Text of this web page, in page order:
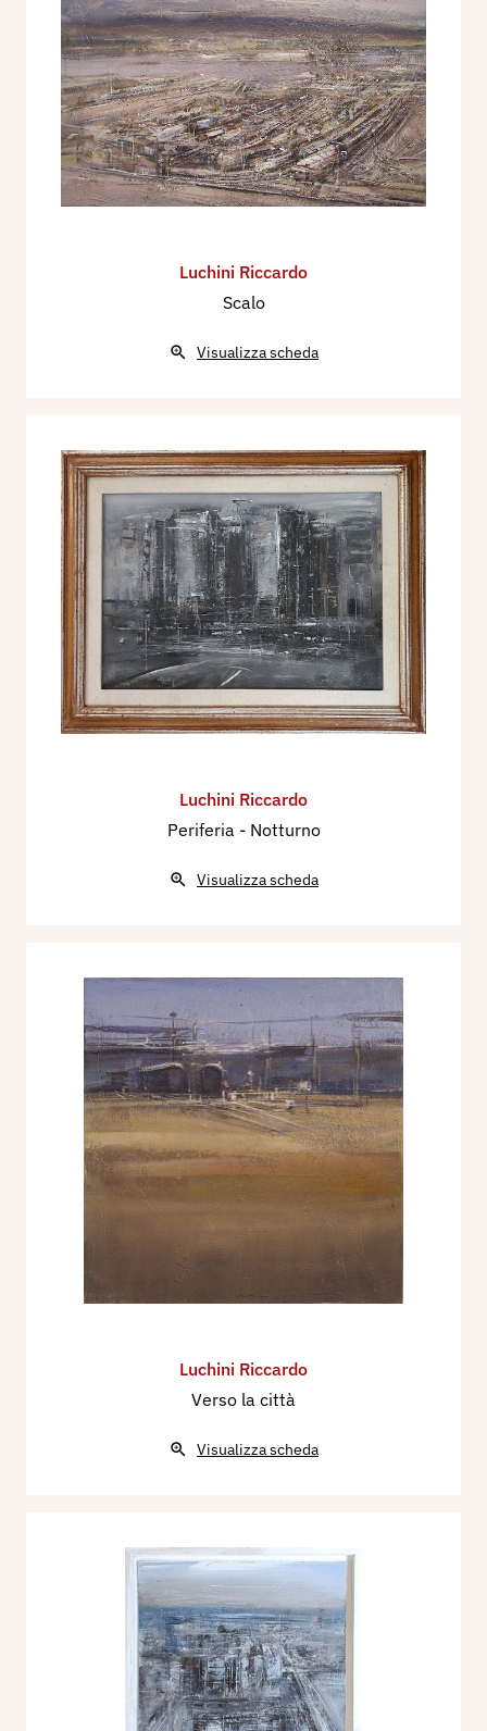
Luchini Riccardo
Scalo
Visualizza scheda
Luchini Riccardo
Periferia - Notturno
Visualizza scheda
Luchini Riccardo
Verso la città
Visualizza scheda